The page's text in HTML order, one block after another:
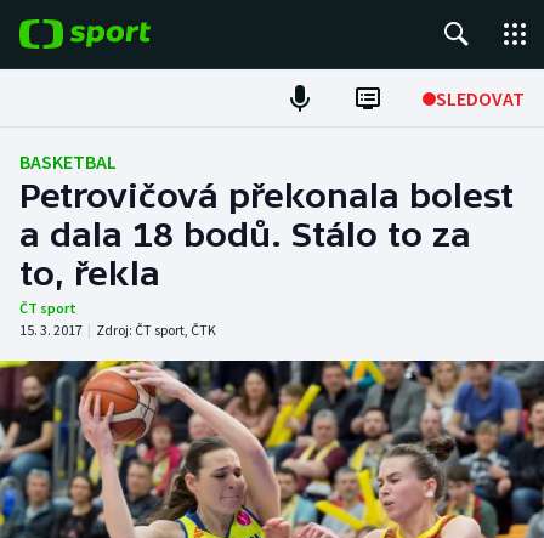
SLEDOVAT
Fotbal
Hokej
Tenis
Atletika
Cyklistika
DALŠÍ SPORTY
Americký fotbal
NEPŘEHLÉDNĚTE
BASKETBAL
Petrovičová překonala bolest
a dala 18 bodů. Stálo to za
to, řekla
ČT sport
15. 3. 2017 | Zdroj: ČT sport, ČTK